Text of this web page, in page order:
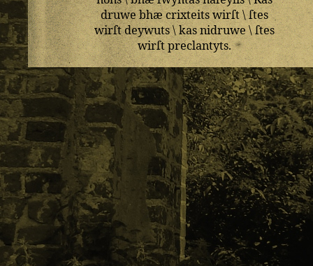
druwebhæcrixteitswirſt\ſtes
wirſtdeywuts\kasnidruwe\ſtes
wirſtpreclantyts.